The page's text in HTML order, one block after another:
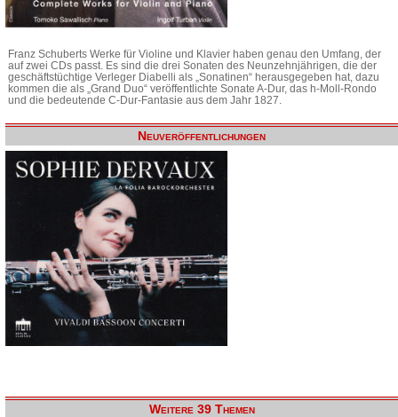
Franz Schuberts Werke für Violine und Klavier haben genau den Umfang, der
auf zwei CDs passt. Es sind die drei Sonaten des Neunzehnjährigen, die der
geschäftstüchtige Verleger Diabelli als „Sonatinen“ herausgegeben hat, dazu
kommen die als „Grand Duo“ veröffentlichte Sonate A-Dur, das h-Moll-Rondo
und die bedeutende C-Dur-Fantasie aus dem Jahr 1827.
Neuveröffentlichungen
Weitere 39 Themen